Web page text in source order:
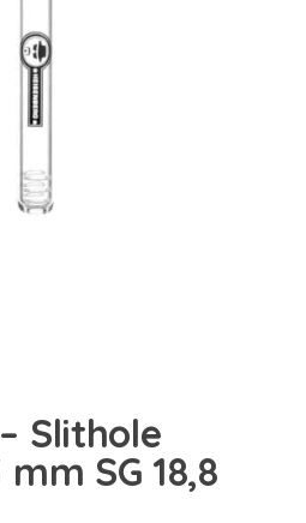
Slithole
SG 18,8